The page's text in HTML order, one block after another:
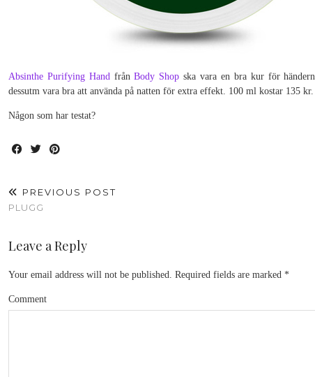
Absinthe Purifying HandfrånBody Shop ska vara en bra kur för
dessutm vara bra att använda på natten för extra effekt. 100 ml kostar 135 kr.
Någon som har testat?
PREVIOUS POST
PLUGG
Leave a Reply
Your email address will not be published. Required fields are marked *
Comment